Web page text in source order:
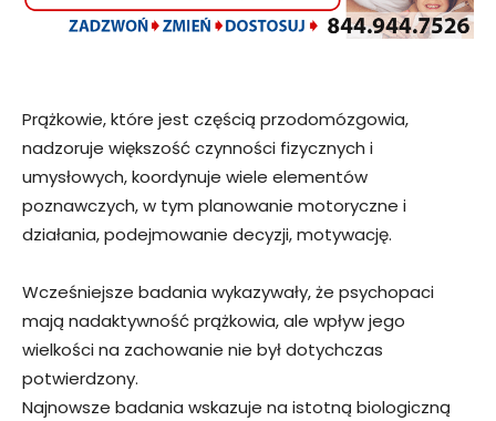
Prążkowie, które jest częścią przodomózgowia,
nadzoruje większość czynności fizycznych i
umysłowych, koordynuje wiele elementów
poznawczych, w tym planowanie motoryczne i
działania, podejmowanie decyzji, motywację.
Wcześniejsze badania wykazywały, że psychopaci
mają nadaktywność prążkowia, ale wpływ jego
wielkości na zachowanie nie był dotychczas
potwierdzony.
Najnowsze badania wskazuje na istotną biologiczną